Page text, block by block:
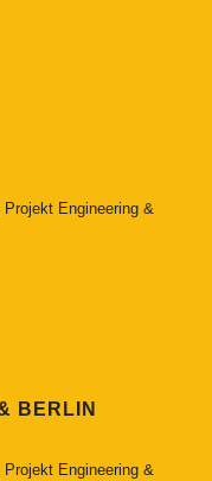
Engineering &
BERLIN
Engineering &